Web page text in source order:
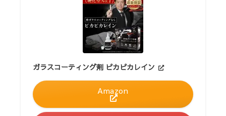
ガラスコーティング剤 ピカピカレイン
Amazon